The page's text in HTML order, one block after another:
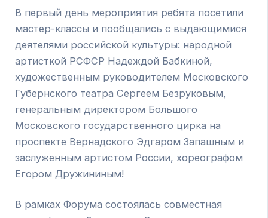
В первый день мероприятия ребята посетили
мастер-классы и пообщались с выдающимися
деятелями российской культуры: народной
артисткой РСФСР Надеждой Бабкиной,
художественным руководителем Московского
Губернского театра Сергеем Безруковым,
генеральным директором Большого
Московского государственного цирка на
проспекте Вернадского Эдгаром Запашным и
заслуженным артистом России, хореографом
Егором Дружининым!
В рамках Форума состоялась совместная